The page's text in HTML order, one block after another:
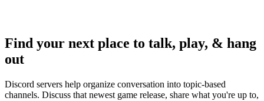
Find your next place to talk, play, & hang
out
Discord servers help organize conversation into topic-based
channels. Discuss that newest game release, share what you're up to,